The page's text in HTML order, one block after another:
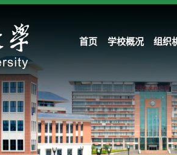
首页 学校概况 组织